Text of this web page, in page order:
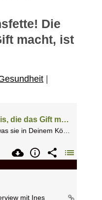
Die
macht, ist
|